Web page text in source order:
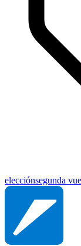
elecciónsegunda